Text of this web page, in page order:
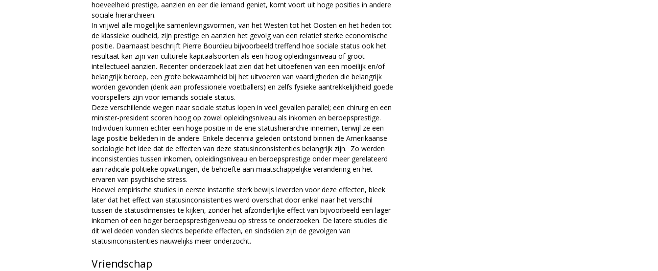
hoeveelheid prestige, aanzien en eer die iemand geniet, komt voort uit hoge posities in andere
sociale hiërarchieën.
In vrijwel alle mogelijke samenlevingsvormen, van het Westen tot het Oosten en het heden tot
de klassieke oudheid, zijn prestige en aanzien het gevolg van een relatief sterke economische
positie. Daarnaast beschrijft Pierre Bourdieu bijvoorbeeld treffend hoe sociale status ook het
resultaat kan zijn van culturele kapitaalsoorten als een hoog opleidingsniveau of groot
intellectueel aanzien. Recenter onderzoek laat zien dat het uitoefenen van een moeilijk en/of
belangrijk beroep, een grote bekwaamheid bij het uitvoeren van vaardigheden die belangrijk
worden gevonden (denk aan professionele voetballers) en zelfs fysieke aantrekkelijkheid goede
voorspellers zijn voor iemands sociale status.
Deze verschillende wegen naar sociale status lopen in veel gevallen parallel; een chirurg en een
minister-president scoren hoog op zowel opleidingsniveau als inkomen en beroepsprestige.
Individuen kunnen echter een hoge positie in de ene statushiërarchie innemen, terwijl ze een
lage positie bekleden in de andere. Enkele decennia geleden ontstond binnen de Amerikaanse
sociologie het idee dat de effecten van deze statusinconsistenties belangrijk zijn. Zo werden
inconsistenties tussen inkomen, opleidingsniveau en beroepsprestige onder meer gerelateerd
aan radicale politieke opvattingen, de behoefte aan maatschappelijke verandering en het
ervaren van psychische stress.
Hoewel empirische studies in eerste instantie sterk bewijs leverden voor deze effecten, bleek
later dat het effect van statusinconsistenties werd overschat door enkel naar het verschil
tussen de statusdimensies te kijken, zonder het afzonderlijke effect van bijvoorbeeld een lager
inkomen of een hoger beroepsprestigeniveau op stress te onderzoeken. De latere studies die
dit wel deden vonden slechts beperkte effecten, en sindsdien zijn de gevolgen van
statusinconsistenties nauwelijks meer onderzocht.
Vriendschap